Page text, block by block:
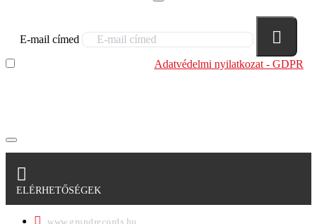
E-mail címed
Adatvédelmi nyilatkozat - GDPR
ELÉRHETŐSÉGEK
www.grundrecords.hu